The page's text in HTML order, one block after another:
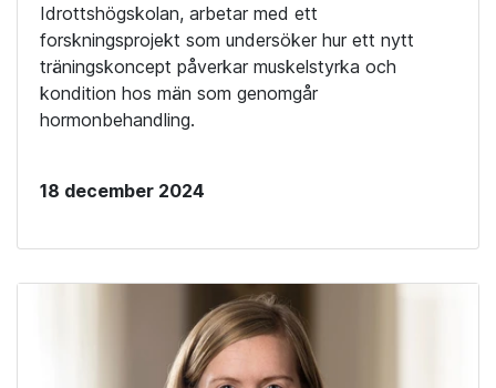
Idrottshögskolan, arbetar med ett
forskningsprojekt som undersöker hur ett nytt
träningskoncept påverkar muskelstyrka och
kondition hos män som genomgår
hormonbehandling.
18 december 2024